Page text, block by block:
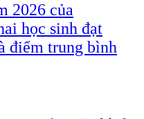
2026 của
học sinh đạt
điểm trung bình